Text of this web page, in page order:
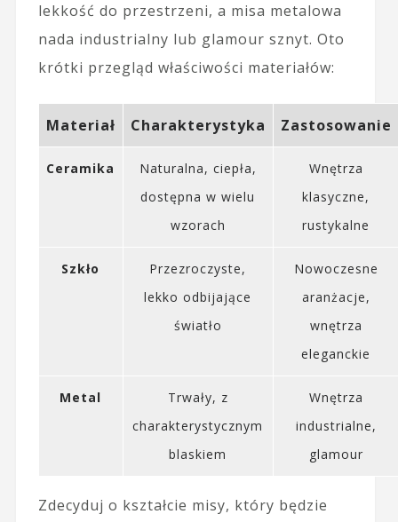
lekkość do przestrzeni, a misa metalowa
nada industrialny lub glamour sznyt. Oto
krótki przegląd właściwości materiałów:
Materiał Charakterystyka Zastosowanie
Ceramika
Naturalna, ciepła,
dostępna w wielu
wzorach
Wnętrza
klasyczne,
rustykalne
Szkło
Przezroczyste,
lekko odbijające
światło
Nowoczesne
aranżacje,
wnętrza
eleganckie
Metal
Trwały, z
charakterystycznym
blaskiem
Wnętrza
industrialne,
glamour
Zdecyduj o kształcie misy, który będzie